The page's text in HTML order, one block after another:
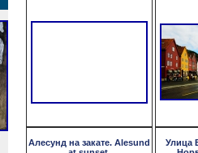
Алесунд на закате. Alesund
Улица